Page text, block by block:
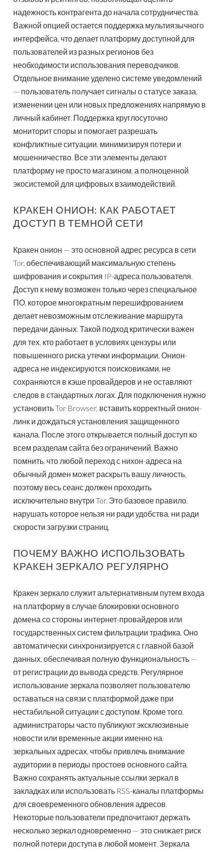
надежность контрагента до начала сотрудничества.
Важной опцией остается поддержка мультиязычного
интерфейса, что делает платформу доступной для
пользователей из разных регионов без
необходимости использования переводчиков.
Отдельное внимание уделено системе уведомлений
— пользователь получает сигналы о статусе заказа,
изменении цен или новых предложениях напрямую в
личный кабинет. Поддержка круглосуточно
мониторит споры и помогает разрешать
конфликтные ситуации, минимизируя потери и
мошенничество. Все эти элементы делают
платформу не просто магазином, а полноценной
экосистемой для цифровых взаимодействий.
КРАКЕН ОНИОН: КАК РАБОТАЕТ
ДОСТУП В ТЕМНОЙ СЕТИ
Кракен онион — это основной адрес ресурса в сети
Tor, обеспечивающий максимальную степень
шифрования и сокрытия IP-адреса пользователя.
Доступ к нему возможен только через специальное
ПО, которое многократным перешифрованием
делает невозможным отслеживание маршрута
передачи данных. Такой подход критически важен
для тех, кто работает в условиях цензуры или
повышенного риска утечки информации. Онион-
адреса не индексируются поисковиками, не
сохраняются в кэше провайдеров и не оставляют
следов в стандартных логах. Для подключения нужно
установить Tor Browser, вставить корректный онион-
линк и дождаться установления защищенного
канала. После этого открывается полный доступ ко
всем разделам сайта без ограничений. Важно
помнить, что любой переход с нихон-адреса на
обычный домен может раскрыть вашу личность,
поэтому весь сеанс должен проходить
исключительно внутри Tor. Это базовое правило,
нарушать которое нельзя ни ради удобства, ни ради
скорости загрузки страниц.
ПОЧЕМУ ВАЖНО ИСПОЛЬЗОВАТЬ
КРАКЕН ЗЕРКАЛО РЕГУЛЯРНО
Кракен зеркало служит альтернативным путем входа
на платформу в случае блокировки основного
домена со стороны интернет-провайдеров или
государственных систем фильтрации трафика. Оно
автоматически синхронизируется с главной базой
данных, обеспечивая полную функциональность —
от регистрации до вывода средств. Регулярное
использование зеркала позволяет пользователю
оставаться на связи с платформой даже при
нестабильной ситуации с доступом. Кроме того,
администраторы часто публикуют эксклюзивные
новости или временные акции именно на
зеркальных адресах, чтобы привлечь внимание
аудитории в периоды простоев основного сайта.
Важно сохранять актуальные ссылки зеркал в
закладках или использовать RSS-каналы платформы
для своевременного обновления адресов.
Некоторые пользователи предпочитают держать
несколько зеркал одновременно — это снижает риск
полной потери доступа в любой момент. Зеркала